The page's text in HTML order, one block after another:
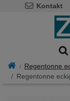
Kontakt
Regentonne
Regentonne